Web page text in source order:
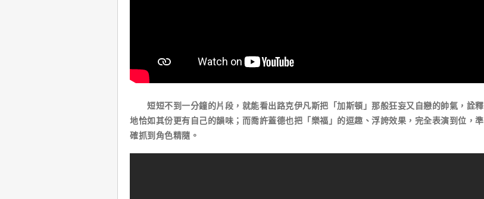
短短不到一分鐘的片段，就能看出路克伊凡斯把「加斯頓」那般狂妄又自戀的帥氣，詮釋
地恰如其份更有自己的韻味；而喬許蓋德也把「樂福」的逗趣、浮誇效果，完全表演到位，準
確抓到角色精隨。